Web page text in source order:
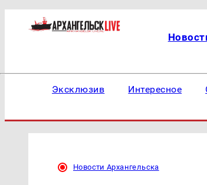
Эксклюзив Интересное
Новости Архангельска